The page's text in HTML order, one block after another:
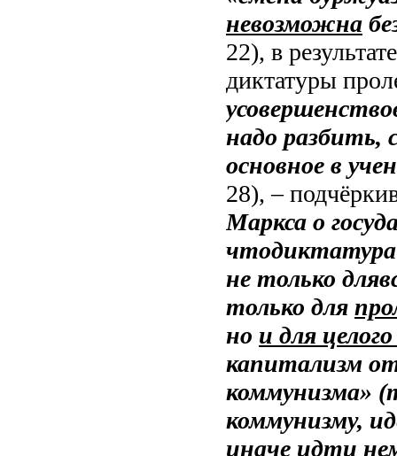
невозможна
22), в
диктатуры
надо
основное в
28), –
Маркса о
чтодиктатура
не только для
только для
но и для
капитализм
коммунизма»
коммунизму,
иначе идти не